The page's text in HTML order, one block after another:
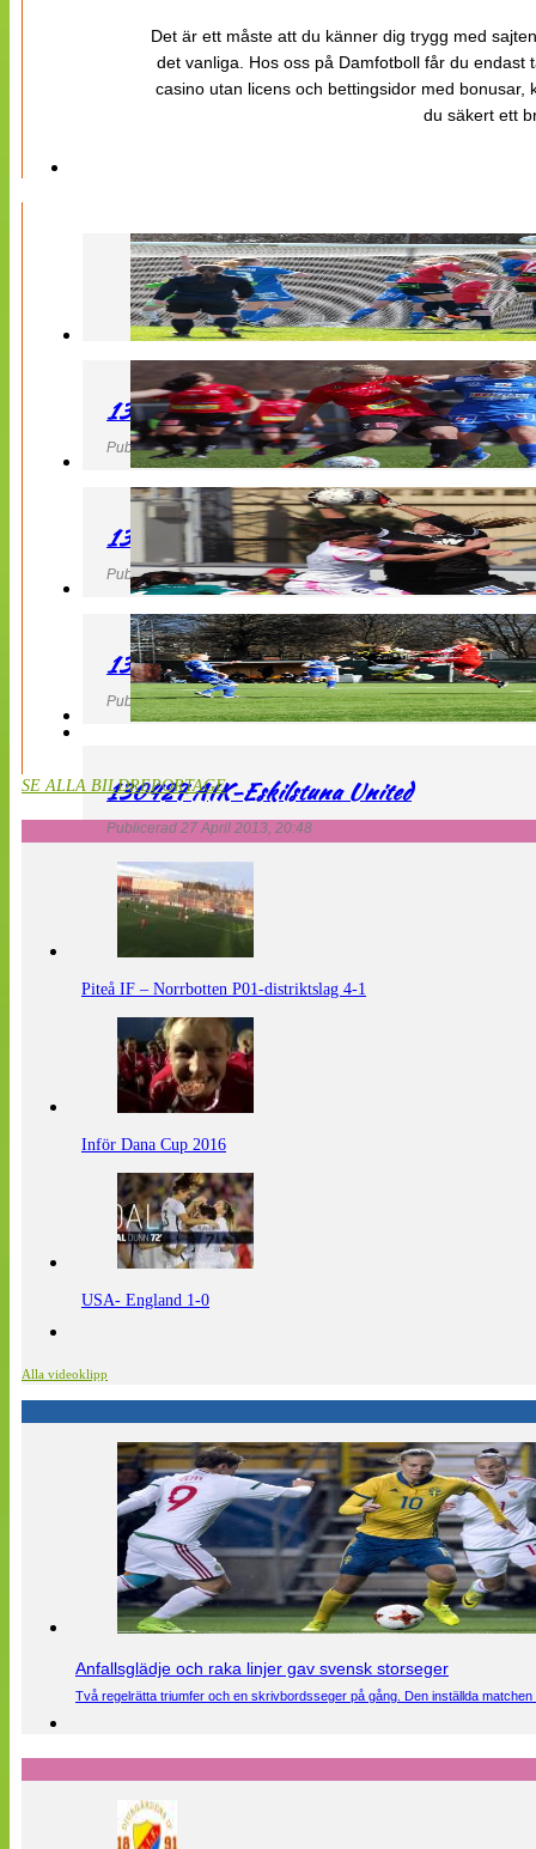
Det är ett måste att du känner dig trygg med
det vanliga. Hos oss på Damfotboll får du
casino utan licens och bettingsidor med
du säkert ett
130427 LB 07 – QBIK
Publicerad 27 April 2013, 22:40
130427 IF Limhamn Bunkeflo – QBIK
Publicerad 27 April 2013, 21:10
130427 LdB FC Malmö – Mallbackens IF
Publicerad 27 April 2013, 20:54
130427 AIK-Eskilstuna United
Publicerad 27 April 2013, 20:48
SE ALLA BILDREPORTAGE
Piteå IF – Norrbotten P01-distriktslag 4-1
Inför Dana Cup 2016
USA- England 1-0
Alla videoklipp
Anfallsglädje och raka linjer gav svensk storseger
Två regelrätta triumfer och en skrivbordsseger på gång. Den inställda